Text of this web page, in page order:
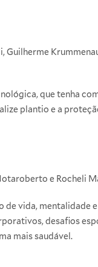
que tenha
plantio e a
e Rocheli
de vida, mentalidade
desafios
mais saudável.